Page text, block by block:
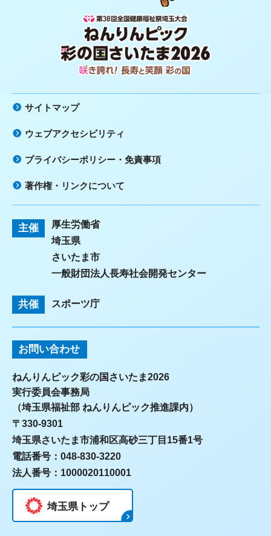
第38回全国健康福祉祭埼玉大会 ね
んりんピック 彩の国さいたま2026
咲き誇れ！長寿と笑顔 彩の国
サイトマップ
ウェブアクセシビリティ
プライバシーポリシー・免責事項
著作権・リンクについて
主催
厚生労働省
埼玉県
さいたま市
一般財団法人長寿社会開発センター
共催 スポーツ庁
お問い合わせ
ねんりんピック彩の国さいたま2026
実行委員会事務局
（埼玉県福祉部 ねんりんピック推進課内）
〒330-9301
埼玉県さいたま市浦和区高砂三丁目15番1号
電話番号：048-830-3220
法人番号：1000020110001
埼玉県トップ